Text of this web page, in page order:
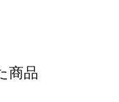
商品